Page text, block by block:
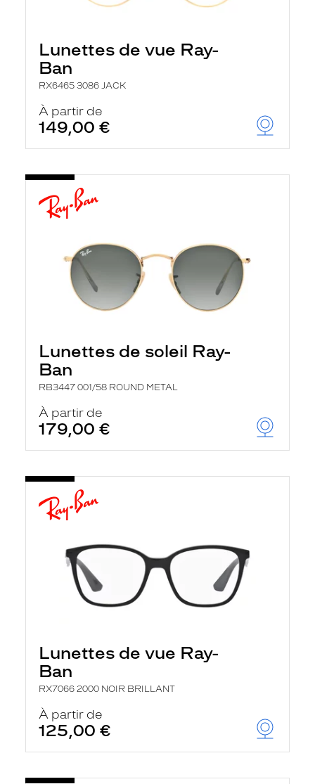
Lunettes de vue Ray-
Ban
RX6465 3086 JACK
À partir de
149,00 €
Lunettes de soleil Ray-
Ban
RB3447 001/58 ROUND METAL
À partir de
179,00 €
Lunettes de vue Ray-
Ban
RX7066 2000 NOIR BRILLANT
À partir de
125,00 €